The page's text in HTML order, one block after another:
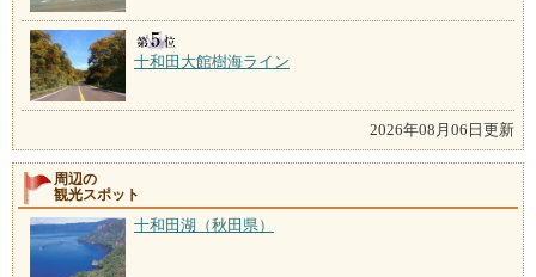
十和田大館樹海ライン
2026年08月06日更新
周辺の
観光スポット
十和田湖（秋田県）